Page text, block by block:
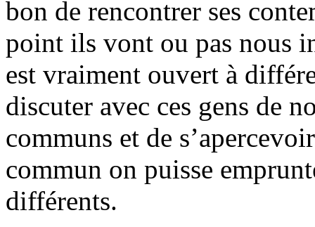
bon de rencontrer ses
point ils vont ou pas nous
est vraiment ouvert à
discuter avec ces gens de
communs et de
commun on puisse
différents.